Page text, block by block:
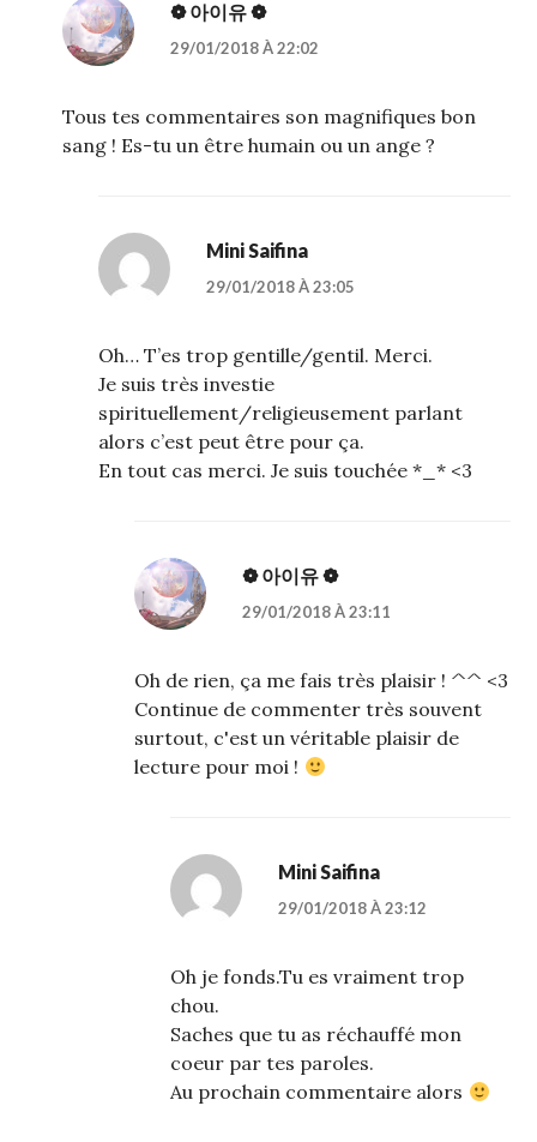
❁ 아이유 ❁
29/01/2018 À 22:02
Tous tes commentaires son magnifiques bon
sang ! Es-tu un être humain ou un ange ?
Mini Saifina
29/01/2018 À 23:05
Oh… T’es trop gentille/gentil. Merci.
Je suis très investie
spirituellement/religieusement parlant
alors c’est peut être pour ça.
En tout cas merci. Je suis touchée *_* <3
❁ 아이유 ❁
29/01/2018 À 23:11
Oh de rien, ça me fais très plaisir ! ^^ <3
Continue de commenter très souvent
surtout, c'est un véritable plaisir de
lecture pour moi !
Mini Saifina
29/01/2018 À 23:12
Oh je fonds.Tu es vraiment trop
chou.
Saches que tu as réchauffé mon
coeur par tes paroles.
Au prochain commentaire alors